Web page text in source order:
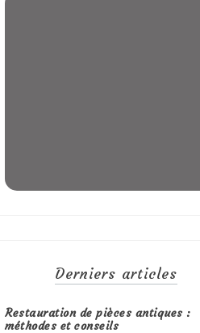
Derniers articles
Restauration de pièces antiques :
méthodes et conseils